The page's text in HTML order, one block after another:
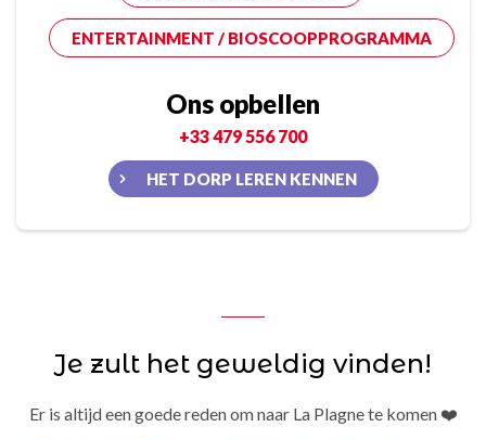
ENTERTAINMENT / BIOSCOOPPROGRAMMA
Ons opbellen
+33 479 556 700
HET DORP LEREN KENNEN
Je zult het geweldig vinden!
Er is altijd een goede reden om naar La Plagne te komen ❤️